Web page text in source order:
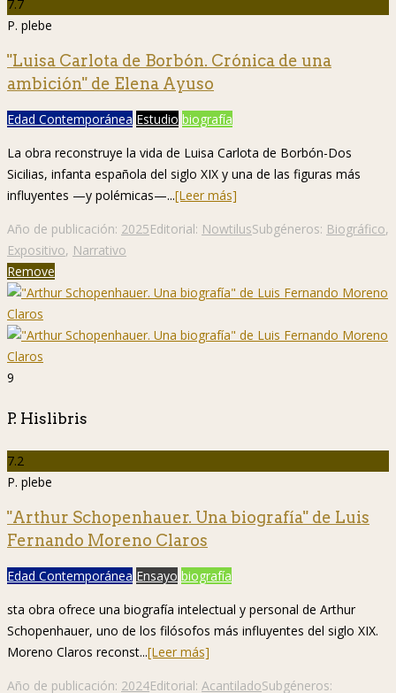
7.7
P. plebe
"Luisa Carlota de Borbón. Crónica de una
ambición" de Elena Ayuso
Edad Contemporánea Estudio biografía
La obra reconstruye la vida de Luisa Carlota de Borbón-Dos
Sicilias, infanta española del siglo XIX y una de las figuras más
influyentes —y polémicas—...[Leer más]
Año de publicación: 2025Editorial: NowtilusSubgéneros: Biográfico,
Expositivo, Narrativo
Remove
9
P. Hislibris
7.2
P. plebe
"Arthur Schopenhauer. Una biografía" de Luis
Fernando Moreno Claros
Edad Contemporánea Ensayo biografía
sta obra ofrece una biografía intelectual y personal de Arthur
Schopenhauer, uno de los filósofos más influyentes del siglo XIX.
Moreno Claros reconst...[Leer más]
Año de publicación: 2024Editorial: AcantiladoSubgéneros: